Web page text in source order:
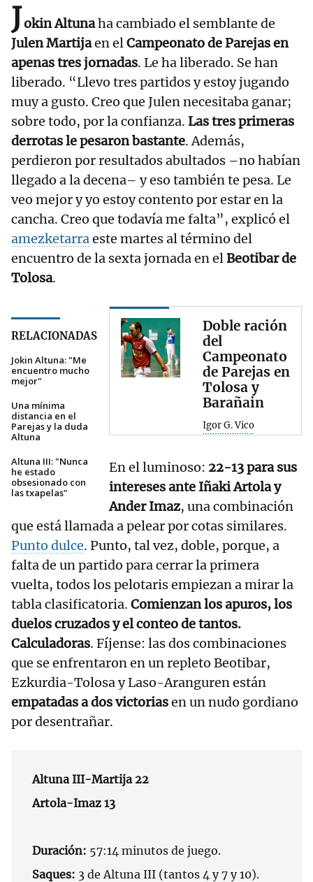
Jokin Altunaha cambiado el semblante de
Julen Martijaen elCampeonato de Parejas en
apenas tres jornadas. Le ha liberado. Se han
liberado. “Llevo tres partidos y estoy jugando
muy a gusto. Creo que Julen necesitaba ganar;
sobre todo, por la confianza. Las tres primeras
derrotas le pesaron bastante. Además,
perdieron por resultados abultados –no habían
llegado a la decena– y eso también te pesa. Le
veo mejor y yo estoy contento por estar en la
cancha. Creo que todavía me falta”, explicó el
amezketarraeste martes al término del
encuentro de la sexta jornada en elBeotibar de
Tolosa.
RELACIONADAS
Jokin Altuna: "Me
encuentro mucho
mejor"
Una mínima
distancia en el
Parejas y la duda
Altuna
Altuna III: "Nunca
he estado
obsesionado con
las txapelas"
Doble ración
del
Campeonato
de Parejas en
Tolosa y
Barañain
Igor G. Vico
En el luminoso: 22-13 para sus
intereses ante Iñaki Artola y
Ander Imaz, una combinación
que está llamada a pelear por cotas similares.
Punto dulce. Punto, tal vez, doble, porque, a
falta de un partido para cerrar la primera
vuelta, todos los pelotaris empiezan a mirar la
tabla clasificatoria. Comienzan los apuros, los
duelos cruzados y el conteo de tantos.
Calculadoras. Fíjense: las dos combinaciones
que se enfrentaron en un repleto Beotibar,
Ezkurdia-Tolosa y Laso-Aranguren están
empatadas a dos victoriasen un nudo gordiano
por desentrañar.
Altuna III-Martija 22
Artola-Imaz 13
Duración: 57:14 minutos de juego.
Saques: 3 de Altuna III (tantos 4 y 7 y 10).